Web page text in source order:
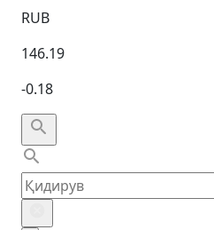
RUB
146.19
-0.18